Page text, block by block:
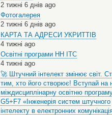
2 тижні 6 днів ago
Фотогалерея
2 тижні 6 днів ago
КАРТА ТА АДРЕСИ УКРИТТІВ
4 тижні ago
Освітні програми НН ІТС
4 тижні ago
🚀 Штучний інтелект змінює світ.
тим, хто його створює! Вступай на
міждисциплінарну освітню
G5+F7 «Інженерія систем штучного
інтелекту в електронних